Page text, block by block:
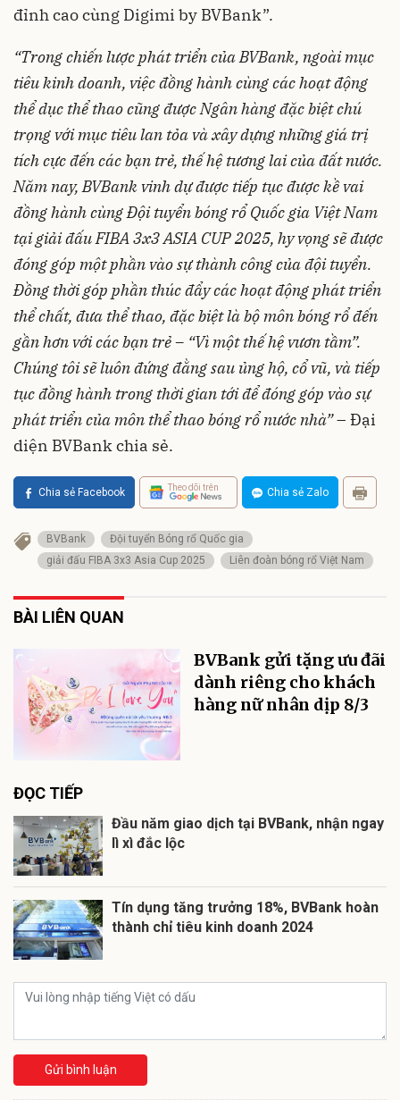
đỉnh cao cùng Digimi by BVBank”.
“Trong chiến lược phát triển của BVBank, ngoài mục
tiêu kinh doanh, việc đồng hành cùng các hoạt động
thể dục thể thao cũng được Ngân hàng đặc biệt chú
trọng với mục tiêu lan tỏa và xây dựng những giá trị
tích cực đến các bạn trẻ, thế hệ tương lai của đất nước.
Năm nay, BVBank vinh dự được tiếp tụcđược kề vai
đồng hànhcùng Đội tuyển bóng rổQuốc gia Việt Nam
tại giải đấuFIBA 3x3 ASIA CUP 2025, hy vọng sẽđược
đóng góp một phần vào sự thành công của đội tuyển.
Đồng thời góp phần thúc đẩy các hoạt động phát triển
thể chất, đưa thể thao, đặc biệt là bộ môn bóng rổ đến
gần hơn với các bạn trẻ – “Vì một thế hệ vươn tầm”.
Chúng tôi sẽ luôn đứng đằng sau ủng hộ, cổ vũ, và tiếp
tục đồng hành trong thời gian tới để đóng góp vào sự
phát triển của môn thể thao bóng rổ nước nhà”– Đại
diện BVBank chia sẻ.
Chia sẻ Facebook Theo dõi trên Chia sẻ Zalo
BVBank
Đội tuyển Bóng rổ Quốc gia
giải đấu FIBA 3x3 Asia Cup 2025
Liên đoàn bóng rổ Việt Nam
BÀI LIÊN QUAN
BVBank gửi tặng ưu đãi
dành riêng cho khách
hàng nữ nhân dịp 8/3
ĐỌC TIẾP
Đầu năm giao dịch tại BVBank, nhận ngay
lì xì đắc lộc
Tín dụng tăng trưởng 18%, BVBank hoàn
thành chỉ tiêu kinh doanh 2024
Gửi bình luận